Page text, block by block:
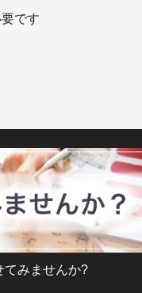
です
てみませんか?